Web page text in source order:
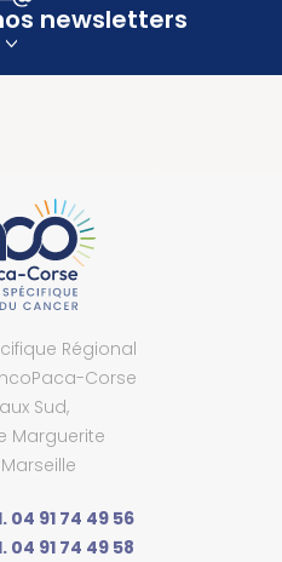
newsletters
Régional
Corse
Sud,
Marguerite
04 91 74 49 56
04 91 74 49 58